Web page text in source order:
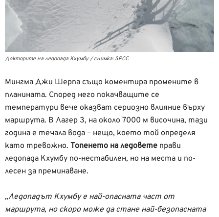
Докторите на ледопада Кхумбу / снимка: SPCC
Мингма Джи Шерпа също коментира промените в
планината. Според него покачващите се
температури вече оказват сериозно влияние върху
маршрута. В Лагер 3, на около 7000 м височина, тази
година е течала вода – нещо, което той определя
като тревожно. Топенето на ледовете прави
ледопада Кхумбу по-нестабилен, но на места и по-
лесен за преминаване.
„Ледопадът Кхумбу е най-опасната част от
маршрута, но скоро може да стане най-безопасната